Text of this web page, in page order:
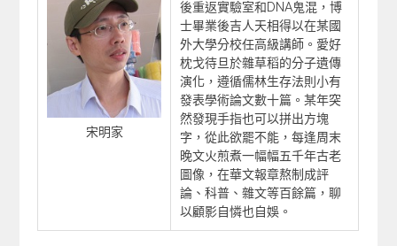
宋明家
後重返實驗室和DNA鬼混，博
士畢業後吉人天相得以在某國
外大學分校任高級講師。愛好
枕戈待旦於雜草稻的分子遺傳
演化，遵循儒林生存法則小有
發表學術論文數十篇。某年突
然發現手指也可以拼出方塊
字，從此欲罷不能，每逢周末
晚文火煎煮一幅幅五千年古老
圖像，在華文報章熬制成評
論、科普、雜文等百餘篇，聊
以顧影自憐也自娛。